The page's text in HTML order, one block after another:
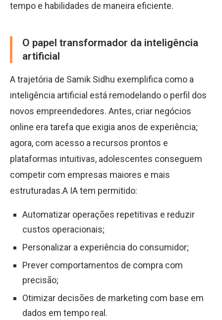
tempo e habilidades de maneira eficiente.
O papel transformador da inteligência
artificial
A trajetória de Samik Sidhu exemplifica como a
inteligência artificial está remodelando o perfil dos
novos empreendedores. Antes, criar negócios
online era tarefa que exigia anos de experiência;
agora, com acesso a recursos prontos e
plataformas intuitivas, adolescentes conseguem
competir com empresas maiores e mais
estruturadas.A IA tem permitido:
Automatizar operações repetitivas e reduzir
custos operacionais;
Personalizar a experiência do consumidor;
Prever comportamentos de compra com
precisão;
Otimizar decisões de marketing com base em
dados em tempo real.